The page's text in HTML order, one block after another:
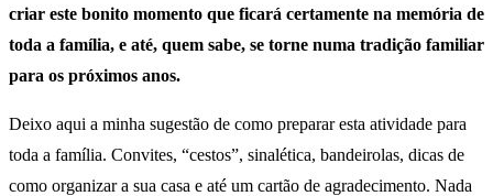
criar este bonito momento que ficará certamente na memória de
toda a família, e até, quem sabe, se torne numa tradição familiar
para os próximos anos.
Deixo aqui a minha sugestão de como preparar esta atividade para
toda a família. Convites, “cestos”, sinalética, bandeirolas, dicas de
como organizar a sua casa e até um cartão de agradecimento. Nada